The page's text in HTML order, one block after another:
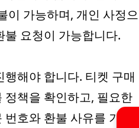
이 가능하며, 개인 사정으
요청이 가능합니다.
해야 합니다. 티켓 구매
책을 확인하고, 필요한
호와 환불 사유를 기입